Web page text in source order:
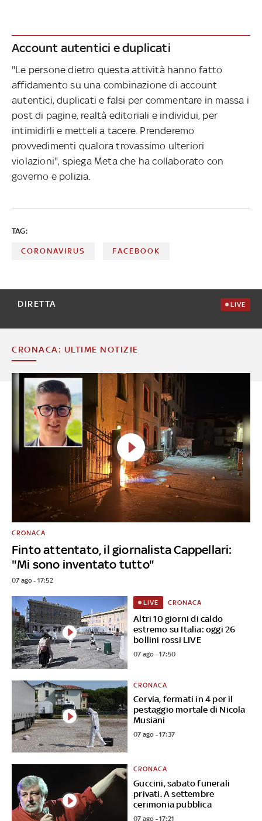
Account autentici e duplicati
"Le persone dietro questa attività hanno fatto
affidamento su una combinazione di account
autentici, duplicati e falsi per commentare in massa i
post di pagine, realtà editoriali e individui, per
intimidirli e metteli a tacere. Prenderemo
provvedimenti qualora trovassimo ulteriori
violazioni", spiega Meta che ha collaborato con
governo e polizia.
TAG:
CORONAVIRUS FACEBOOK
DIRETTA LIVE
CRONACA: ULTIME NOTIZIE
Finto attentato, il giornalista Cappellari:
"Mi sono inventato tutto"
CRONACA
07 ago - 17:52
Altri 10 giorni di caldo
estremo su Italia: oggi 26
bollini rossi LIVE
LIVE CRONACA
07 ago - 17:50
Cervia, fermati in 4 per il
pestaggio mortale di Nicola
Musiani
CRONACA
07 ago - 17:37
Guccini, sabato funerali
privati. A settembre
cerimonia pubblica
CRONACA
07 ago - 17:21